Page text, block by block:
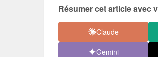
Résumer cet article avec
Claude
Gemini